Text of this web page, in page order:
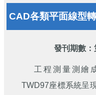
期
CAD各類平面線型
發刊期數：
工程測量測繪
TWD97座標系統呈